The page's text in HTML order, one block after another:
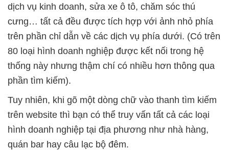
dịch vụ kinh doanh, sửa xe ô tô, chăm sóc thú
cưng… tất cả đều được tích hợp với ảnh nhỏ phía
trên phần chỉ dẫn về các dịch vụ phía dưới. (Có trên
80 loại hình doanh nghiệp được kết nối trong hệ
thống này nhưng thậm chí có nhiều hơn thông qua
phần tìm kiếm).
Tuy nhiên, khi gõ một dòng chữ vào thanh tìm kiếm
trên website thì bạn có thể truy vấn tất cả các loại
hình doanh nghiệp tại địa phương như nhà hàng,
quán bar hay câu lạc bộ đêm.